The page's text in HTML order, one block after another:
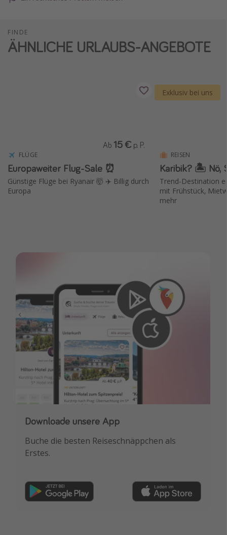
FINDE
ÄHNLICHE URLAUBS-ANGEBOTE
FLÜGE
Europaweiter Flug-Sale ⏰
Günstige Flüge bei Ryanair 🤯 ✈️ Billig durch
Europa
Ab 15 € p. P.
Exklusiv bei uns
REISEN
Karibik? 🏝️ Nö,
Trend-Destination
mit Frühstück,
mehr
Downloade unsere App
Buche die besten Reiseschnäppchen als
Erstes.